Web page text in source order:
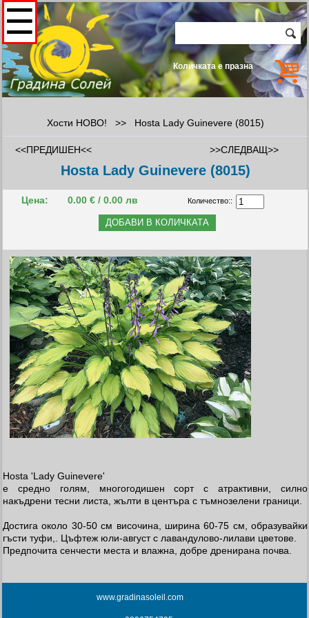
Количката е празна
☰
Хости НОВО! >> Hosta Lady Guinevere (8015)
<<ПРЕДИШЕН<< >>СЛЕДВАЩ>>
Hosta Lady Guinevere (8015)
Цена: 0.00 € / 0.00 лв Количество::
Hosta 'Lady Guinevere'
е средно голям, многогодишен сорт с атрактивни, силно
накъдрени тесни листа, жълти в центъра с тъмнозелени граници.
Достига около 30-50 см височина, ширина 60-75 см, образувайки
гъсти туфи,. Цъфтеж юли-август с лавандулово-лилави цветове.
Предпочита сенчести места и влажна, добре дренирана почва.
www.gradinasoleil.com